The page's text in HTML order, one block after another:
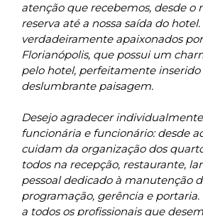
atenção que recebemos, desde o
reserva até a nossa saída do hotel.
verdadeiramente apaixonados
Florianópolis, que possui um
pelo hotel, perfeitamente inserido
deslumbrante paisagem.
Desejo agradecer
funcionária e funcionário: desde
cuidam da organização dos
todos na recepção, restaurante,
pessoal dedicado à manutenção
programação, gerência e
a todos os profissionais que